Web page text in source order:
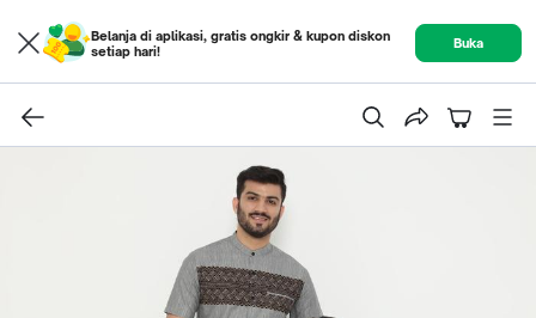
Belanja di aplikasi, gratis ongkir & kupon diskon
setiap hari!
Buka